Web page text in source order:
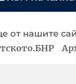
от нашите